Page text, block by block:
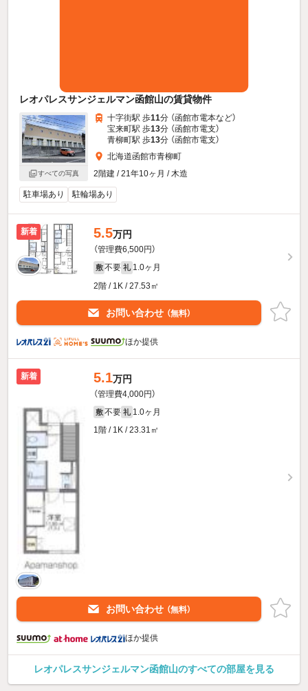
レオパレスサンジェルマン函館山の賃貸物件
すべての写真
十字街駅 歩11分 （函館市電本など）
宝来町駅 歩13分 （函館市電支）
青柳町駅 歩13分 （函館市電支）
北海道函館市青柳町
2階建 / 21年10ヶ月 / 木造
駐車場あり 駐輪場あり
新着 5.5万円
（管理費6,500円）
敷 不要 礼 1.0ヶ月
2階 / 1K / 27.53㎡
お問い合わせ （無料）
ほか提供
新着 5.1万円
（管理費4,000円）
敷 不要 礼 1.0ヶ月
1階 / 1K / 23.31㎡
お問い合わせ （無料）
ほか提供
レオパレスサンジェルマン函館山のすべての部屋を見る